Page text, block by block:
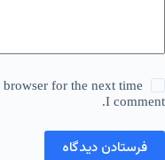
for the next time
I comment.
فرستادن دیدگاه